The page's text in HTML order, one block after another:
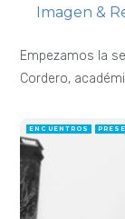
Imagen &
Empezamos la
Cordero,
ENCUENTROS